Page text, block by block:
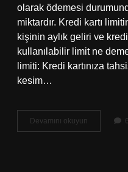
olarak ödemesi
miktardır. Kredi kartı
kişinin aylık geliri ve
kullanılabilir limit ne
limiti: Kredi kartınıza
kesim…
Devamını okuyun
Kullanım